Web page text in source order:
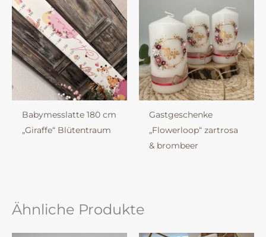
Babymesslatte 180 cm
„Giraffe“ Blütentraum
Gastgeschenke
„Flowerloop“ zartrosa
& brombeer
Ähnliche Produkte